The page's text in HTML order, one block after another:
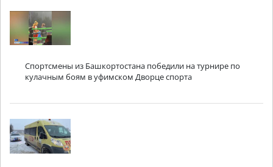
Спортсмены из Башкортостана победили на турнире по
кулачным боям в уфимском Дворце спорта